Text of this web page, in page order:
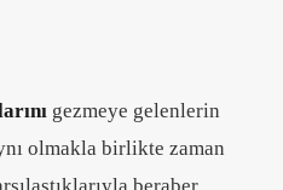
gezmeye gelenlerin
olmakla birlikte zaman